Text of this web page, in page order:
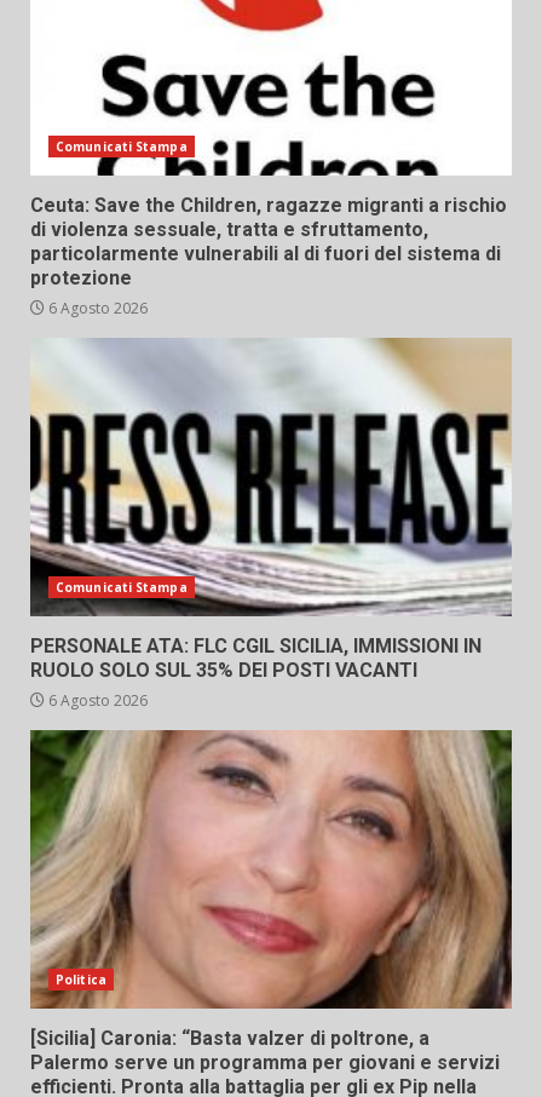
Comunicati Stampa
Ceuta: Save the Children, ragazze migranti a rischio
di violenza sessuale, tratta e sfruttamento,
particolarmente vulnerabili al di fuori del sistema di
protezione
6 Agosto 2026
Comunicati Stampa
PERSONALE ATA: FLC CGIL SICILIA, IMMISSIONI IN
RUOLO SOLO SUL 35% DEI POSTI VACANTI
6 Agosto 2026
Politica
[Sicilia] Caronia: “Basta valzer di poltrone, a
Palermo serve un programma per giovani e servizi
efficienti. Pronta alla battaglia per gli ex Pip nella